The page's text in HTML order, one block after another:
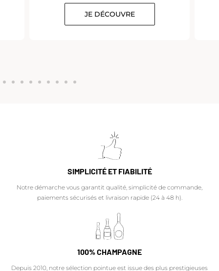
JE DÉCOUVRE
SIMPLICITÉ ET FIABILITÉ
Notre démarche vous garantit qualité, simplicité de commande,
paiements sécurisés et livraison rapide (24 à 48 h).
100% CHAMPAGNE
Depuis 2010, notre sélection pointue est issue des plus prestigieuses